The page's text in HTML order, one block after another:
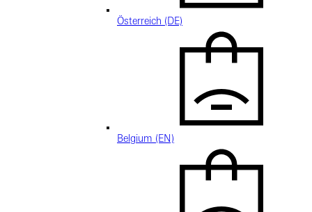
Österreich (DE)
Belgium (EN)